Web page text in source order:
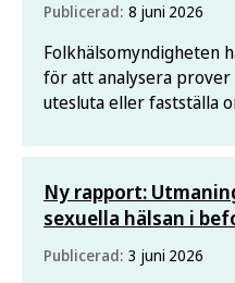
Publicerad: 8 juni 2026
Folkhälsomyndigheten
för att analysera
utesluta eller fastställa
myndigheten
Ny rapport:
sexuella hälsan i
Publicerad: 3 juni 2026